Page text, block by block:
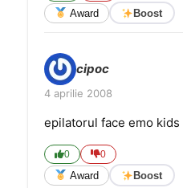
Award Boost
cipoc
4 aprilie 2008
epilatorul face emo
0 0
Award Boost